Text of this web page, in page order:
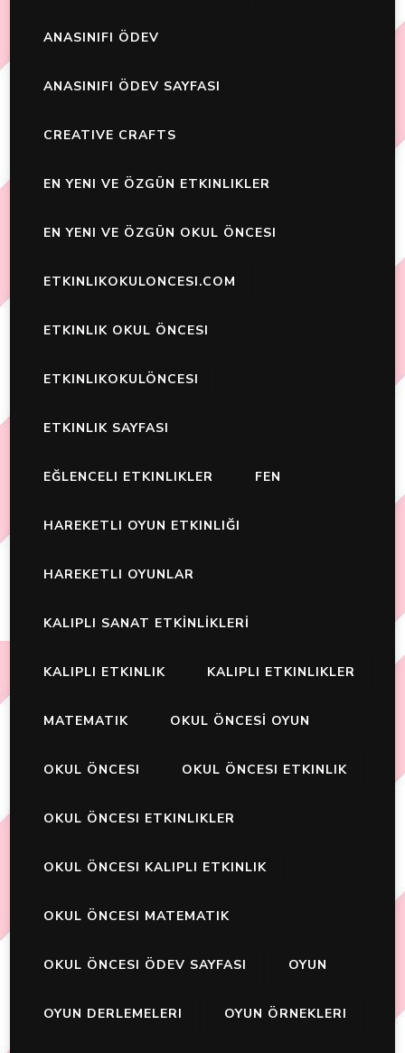
ANASINIFI ÖDEV
ANASINIFI ÖDEV SAYFASI
CREATIVE CRAFTS
EN YENI VE ÖZGÜN ETKINLIKLER
EN YENI VE ÖZGÜN OKUL ÖNCESI
ETKINLIKOKULONCESI.COM
ETKINLIK OKUL ÖNCESI
ETKINLIKOKULÖNCESI
ETKINLIK SAYFASI
EĞLENCELI ETKINLIKLER FEN
HAREKETLI OYUN ETKINLIĞI
HAREKETLI OYUNLAR
KALIPLI SANAT ETKİNLİKLERİ
KALIPLI ETKINLIK KALIPLI ETKINLIKLER
MATEMATIK OKUL ÖNCESİ OYUN
OKUL ÖNCESI OKUL ÖNCESI ETKINLIK
OKUL ÖNCESI ETKINLIKLER
OKUL ÖNCESI KALIPLI ETKINLIK
OKUL ÖNCESI MATEMATIK
OKUL ÖNCESI ÖDEV SAYFASI OYUN
OYUN DERLEMELERI OYUN ÖRNEKLERI